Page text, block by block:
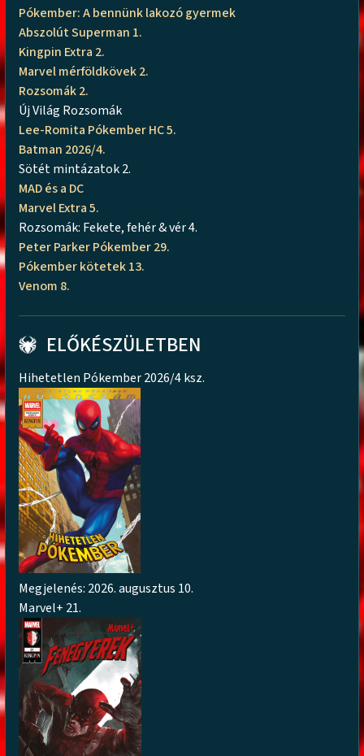
Pókember: A bennünk lakozó gyermek
Abszolút Superman 1.
Kingpin Extra 2.
Marvel mérföldkövek 2.
Rozsomák 2.
Új Világ Rozsomák
Lee-Romita Pókember HC 5.
Batman 2026/4.
Sötét mintázatok 2.
MAD és a DC
Marvel Extra 5.
Rozsomák: Fekete, fehér & vér 4.
Peter Parker Pókember 29.
Pókember kötetek 13.
Venom 8.
ELŐKÉSZÜLETBEN
Hihetetlen Pókember 2026/4 ksz.
Megjelenés: 2026. augusztus 10.
Marvel+ 21.